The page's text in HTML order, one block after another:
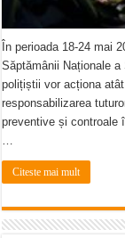
În perioada 18-24 mai
Săptămânii Naționale
polițiștii vor acționa
responsabilizarea
preventive și controale
…
Citeste mai mult